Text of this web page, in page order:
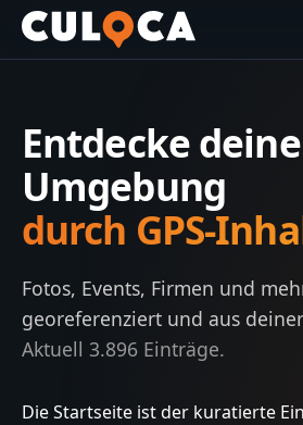
Entdecke deine
Umgebung
durch GPS-
Fotos, Events, Firmen und
georeferenziert und aus
Aktuell 3.896 Einträge.
Die Startseite ist der kuratierte